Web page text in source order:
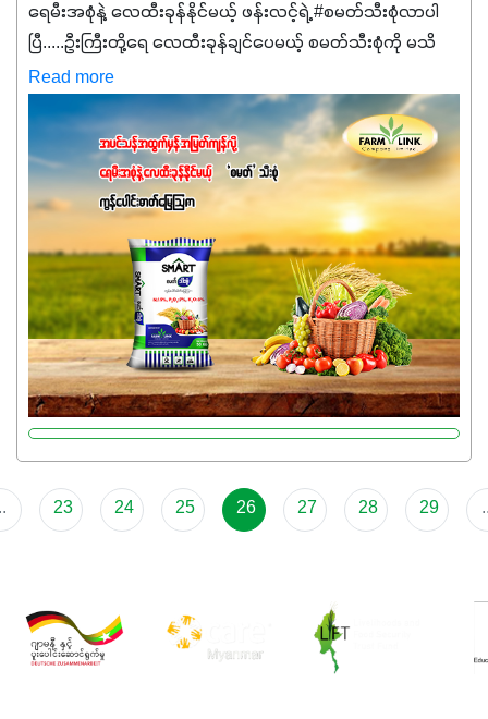
ရေမီးအစုံနဲ့ လေထီးခုန်နိုင်မယ့် ဖန်းလင့်ရဲ့ #စမတ်သီးစုံလာပါ
ပြီ.....ဦးကြီးတို့ရေ ‌လေထီးခုန်ချင်ပေမယ့် စမတ်သီးစုံကို မသိ
သေးရင်တော့ ဒီစာလေးကို ဆက်ဖတ်‌ပေးပါ #စမတ်သီးစုံဆိုတာ
အပင်တိုင်းအတွက် အဓိကအာဟာရNPK (19:7:8)နဲ့ #ဟူးမစ်
အက်စစ်တို့ အချိုးကျ ပေါင်းစပ်ထားတဲ့ ကွန်ပေါင်း
ဓာတ်မြေဩဇာဖြစ်ပါတယ်။ အဓိကအကျိုးကျေးဇူးတွေအနေနဲ့
ကတော့ နိုက်ထရိုဂျင် 19%ပါဝင်တဲ့အတွက် ကလိုရိုဖီးလ်ဖွဲ့စည်း
မှုကို အားပေးကာ သီးနှံပင်များ၏အရွက်များစိမ်းလန်းသန်စွမ်း
ပြီး အစာချက်လုပ်မှုအားကောင်းစေပါတယ်။ အပင်၏ပင်ပိုင်း
ကြီးထွားမှုကို တိုးမြင့်စေကာ အပင်သန်၍ အကြီးမြန်စေပါတယ်။
သင့်တော်တဲ့ Phosphorus 7%ပါဝင်မှုကြောင့် အပင်ရဲ့ အမြစ်
ဖွဲ့စည်းတည်ဆောက်မှုကို ပို၍သန်မာလာအောင် အားပေးပါ
တယ်။ ဒါ့အပြင် ပန်းပွင့်ခြင်း၊အသီးသီးခြင်း၊အစေ့တည်ခြင်း
လုပ်ငန်းစဉ်များကိုလည်း အားပေးပါတယ်။ လုံလောက်တဲ့
Potassium 8%က အပင်ရဲ့ ရောဂါဒဏ်၊ရာသီဥတုဒဏ်ခံနိုင်ရည်
အရသာ ပိုမိုကောင်းမွန်စေဖို့အတွက် လိုအပ်တဲ့အာဟာရဓာတ်
ဖြစ်ပါတယ်။ ဟူးမစ်အက်စစ်ပါဝင်ပေါင်းစပ်ထားတဲ့အတွက်
အကျိုးကျေးဇူးများစွာကိုရရှိစေမှာဖြစ်ပါတယ်။ စပါးအပါအဝင်
နှံစားသီးနှံများ၊ပဲအမျိုးမျိုး၊ဟင်းသီးဟင်းရွက်နဲ့ ဥယျာဉ်ခြံသီးနှံ
Read more
23 24 25 26 27 28 29